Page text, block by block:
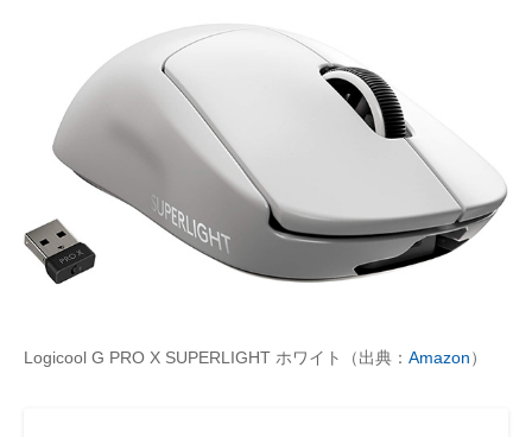
Logicool G PRO X SUPERLIGHT ホワイト（出典： Amazon）